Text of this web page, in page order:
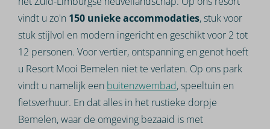
vindt u zo'n 150 unieke accommodaties, stuk voor
stuk stijlvol en modern ingericht en geschikt voor 2 tot
12 personen. Voor vertier, ontspanning en genot hoeft
u Resort Mooi Bemelen niet te verlaten. Op ons park
vindt u namelijk een buitenzwembad, speeltuin en
fietsverhuur. En dat alles in het rustieke dorpje
Bemelen, waar de omgeving bezaaid is met